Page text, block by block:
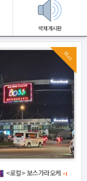
박제게시판
Hot
<로컬> 보스가라오케 +1